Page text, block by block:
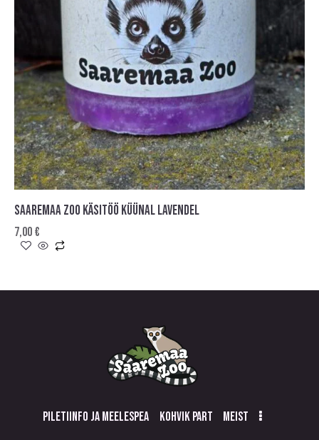
SAAREMAA ZOO KÄSITÖÖ KÜÜNAL LAVENDEL
7,00€
PILETIINFO JA MEELESPEA KOHVIK PART MEIST